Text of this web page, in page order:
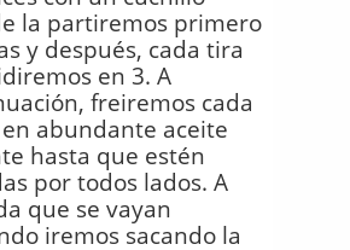
la partiremos primero
y después, cada tira
en 3. A
freiremos cada
abundante aceite
hasta que estén
por todos lados. A
que se vayan
iremos sacando la